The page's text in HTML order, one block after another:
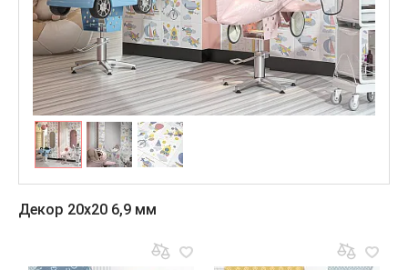
Декор 20x20 6,9 мм